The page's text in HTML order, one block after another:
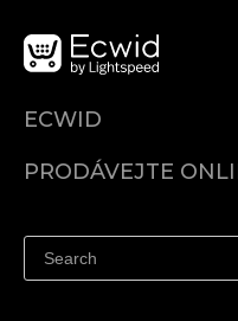
ECWID
Ceny
PRODÁVEJTE
Prodávejte na Facebooku
Prodávejte na Instagramu